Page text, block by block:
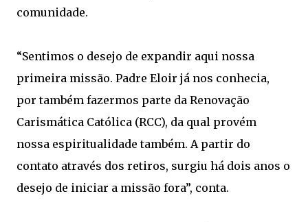
comunidade.
“Sentimos o desejo de expandir aqui nossa
primeira missão. Padre Eloir já nos conhecia,
por também fazermos parte da Renovação
Carismática Católica (RCC), da qual provém
nossa espiritualidade também. A partir do
contato através dos retiros, surgiu há dois anos o
desejo de iniciar a missão fora”, conta.